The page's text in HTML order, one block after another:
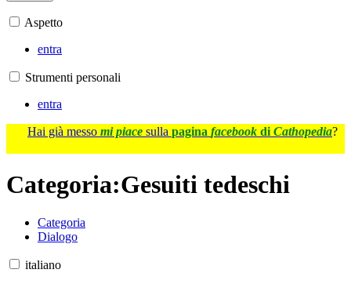
Aspetto
entra
Strumenti personali
entra
Hai già messo mi piace sulla pagina facebook di Cathopedia?
Categoria:Gesuiti tedeschi
Categoria
Dialogo
italiano